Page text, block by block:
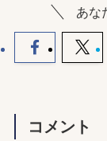
あな
コメント